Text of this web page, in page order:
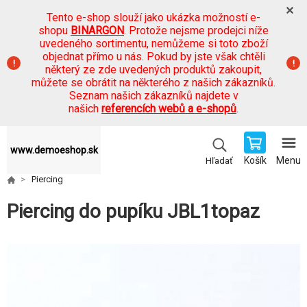
Tento e-shop slouží jako ukázka možností e-
shopu BINARGON. Protože nejsme prodejci níže
uvedeného sortimentu, nemůžeme si toto zboží
objednat přímo u nás. Pokud by jste však chtěli
některý ze zde uvedených produktů zakoupit,
můžete se obrátit na některého z našich zákazníků.
Seznam našich zákazníků najdete v
našich referencích webů a e-shopů.
www.demoeshop.sk
Hľadať Košík Menu
Piercing
Piercing do pupíku JBL1topaz